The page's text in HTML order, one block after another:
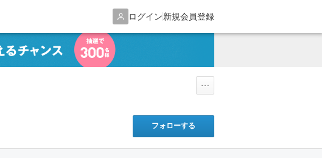
ログイン新規会員登録
フォローする